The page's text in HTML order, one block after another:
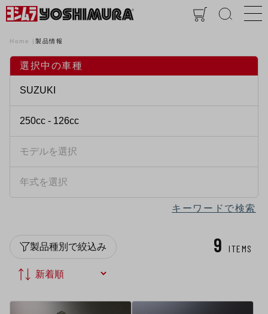
Home 製品情報
選択中の車種
キーワードで検索
9 ITEMS
製品種別で絞込み